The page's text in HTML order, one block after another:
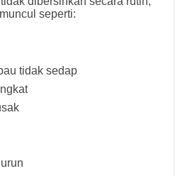
seperti:
tidak sedap